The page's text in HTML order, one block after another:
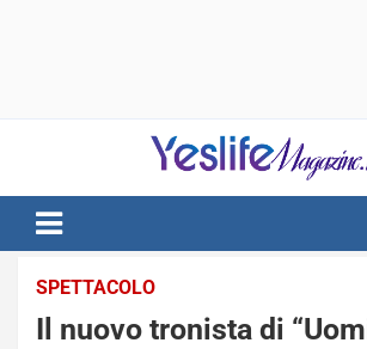
notizie di intrattenimento
SPETTACOLO
Il nuovo tronista di